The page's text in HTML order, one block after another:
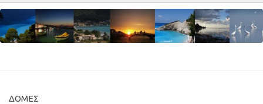
ΔΟΜΈΣ